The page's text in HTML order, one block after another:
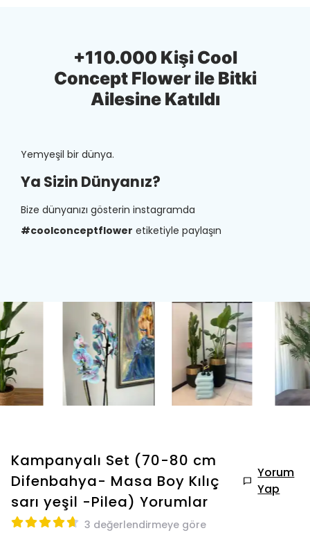
+110.000 Kişi Cool
Concept Flower ile Bitki
Ailesine Katıldı
Yemyeşil bir dünya.
Ya Sizin Dünyanız?
Bize dünyanızı gösterin instagramda
#coolconceptflower etiketiyle paylaşın
Kampanyalı Set (70-80 cm
Difenbahya- Masa Boy Kılıç
sarı yeşil -Pilea) Yorumlar
Yorum
Yap
3 değerlendirmeye göre